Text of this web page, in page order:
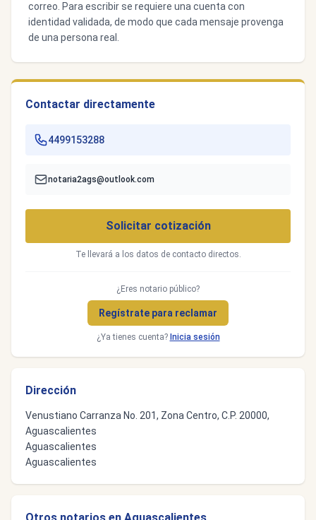
correo. Para escribir se requiere una cuenta con
identidad validada, de modo que cada mensaje provenga
de una persona real.
Contactar directamente
4499153288
notaria2ags@outlook.com
Solicitar cotización
Te llevará a los datos de contacto directos.
¿Eres notario público?
Regístrate para reclamar
¿Ya tienes cuenta? Inicia sesión
Dirección
Venustiano Carranza No. 201, Zona Centro, C.P. 20000,
Aguascalientes
Aguascalientes
Aguascalientes